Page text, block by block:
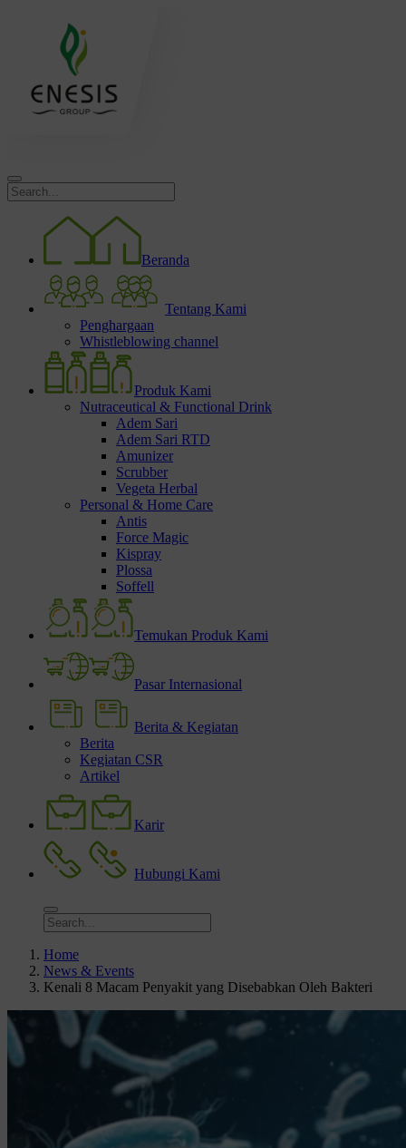
Beranda
Tentang Kami
Penghargaan
Whistleblowing channel
Produk Kami
Nutraceutical & Functional Drink
Adem Sari
Adem Sari RTD
Amunizer
Scrubber
Vegeta Herbal
Personal & Home Care
Antis
Force Magic
Kispray
Plossa
Soffell
Temukan Produk Kami
Pasar Internasional
Berita & Kegiatan
Berita
Kegiatan CSR
Artikel
Karir
Hubungi Kami
Home
News & Events
Kenali 8 Macam Penyakit yang Disebabkan Oleh Bakteri